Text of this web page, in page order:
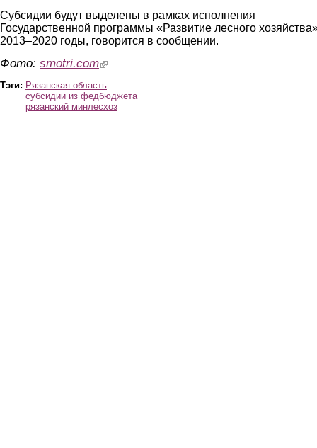
Субсидии будут выделены в рамках исполнения
Государственной программы «Развитие лесного
2013–2020 годы, говорится в сообщении.
Фото: smotri.com(link is external)
Тэги: Рязанская область
субсидии из федбюджета
рязанский минлесхоз